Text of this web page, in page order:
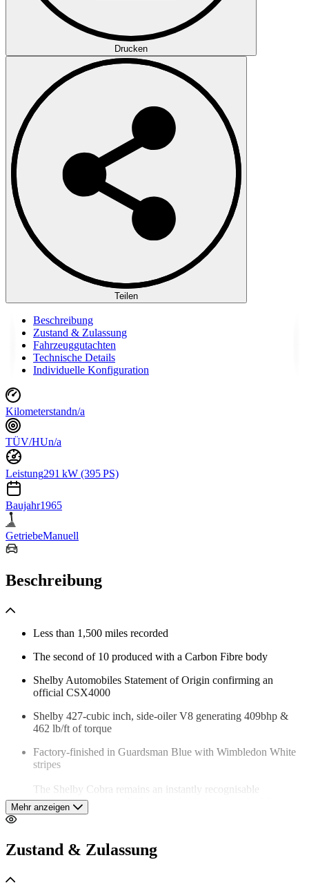
Drucken
Teilen
Beschreibung
Zustand & Zulassung
Fahrzeuggutachten
Technische Details
Individuelle Konfiguration
Kilometerstandn/a
TÜV/HUn/a
Leistung291 kW (395 PS)
Baujahr1965
GetriebeManuell
Beschreibung
Less than 1,500 miles recorded
The second of 10 produced with a Carbon Fibre body
Shelby Automobiles Statement of Origin confirming an
official CSX4000
Shelby 427-cubic inch, side-oiler V8 generating 409bhp &
462 lb/ft of torque
Factory-finished in Guardsman Blue with Wimbledon White
stripes
The Shelby Cobra remains an instantly recognisable
performance icon, and 30 years after his creation had first
taken the motoring world by storm, Carroll Shelby decided to
Produced from the 1990s into the 2000s at a new factory in
Las Vegas, these 4000-series Cobras were genuine cars with a
Mehr anzeigen
Zustand & Zulassung